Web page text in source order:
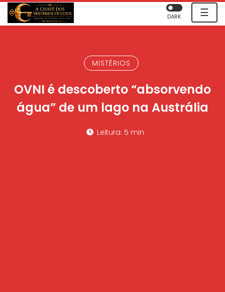
☰
DARK
MISTÉRIOS
OVNI é descoberto “absorvendo
água” de um lago na Austrália
Leitura: 5 min